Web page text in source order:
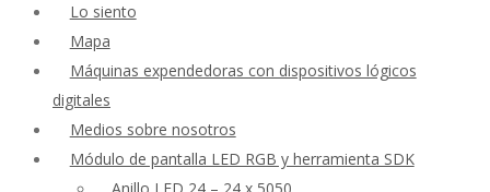
Lo siento
Mapa
Máquinas expendedoras con dispositivos lógicos
digitales
Medios sobre nosotros
Módulo de pantalla LED RGB y herramienta SDK